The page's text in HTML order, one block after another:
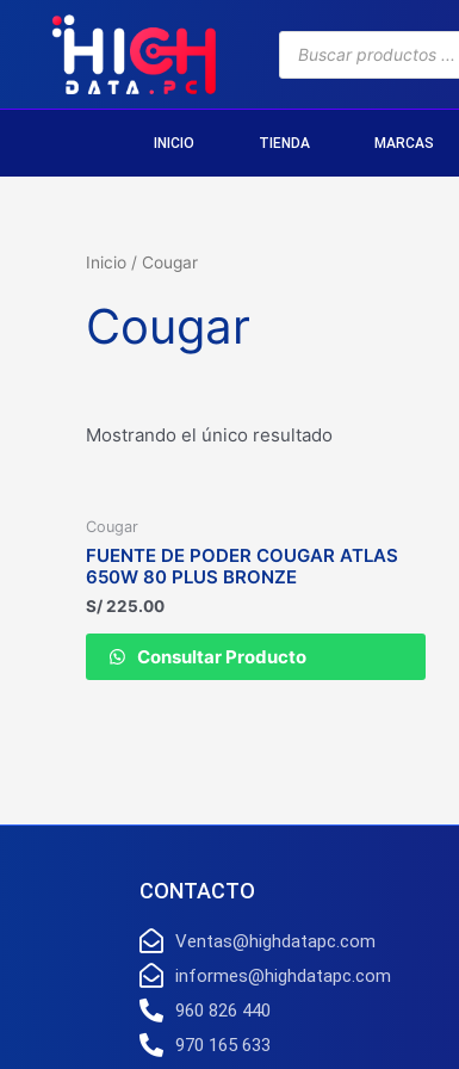
INICIO TIENDA MARCAS
Inicio / Cougar
Cougar
Mostrando el único resultado
Cougar
FUENTE DE PODER COUGAR ATLAS
650W 80 PLUS BRONZE
S/225.00
Consultar Producto
CONTACTO
Ventas@highdatapc.com
informes@highdatapc.com
960 826 440
970 165 633